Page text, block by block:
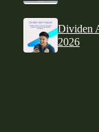
Dividen
2026